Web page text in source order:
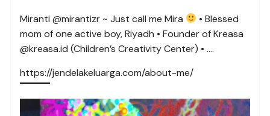
Miranti @mirantizr ~ Just call me Mira
• Blessed
mom of one active boy, Riyadh • Founder of Kreasa
@kreasa.id (Children’s Creativity Center) • ….
https://jendelakeluarga.com/about-me/